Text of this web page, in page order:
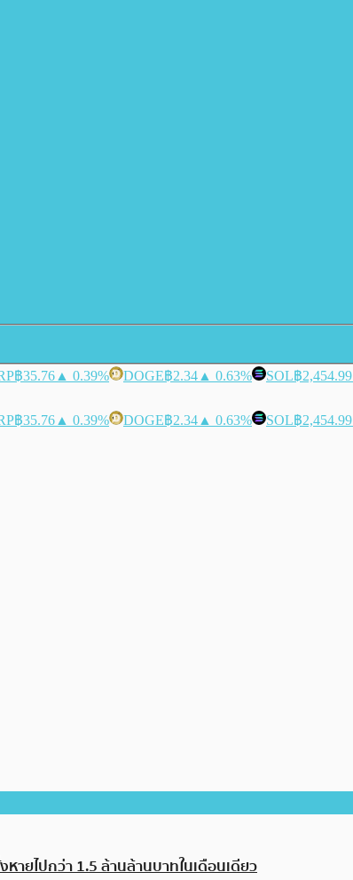
฿35.76 ▲ 0.39% DOGE฿2.34 ▲ 0.63% SOL฿2,454.99
฿35.76 ▲ 0.39% DOGE฿2.34 ▲ 0.63% SOL฿2,454.99
ายไปกว่า 1.5 ล้านล้านบาทในเดือนเดียว